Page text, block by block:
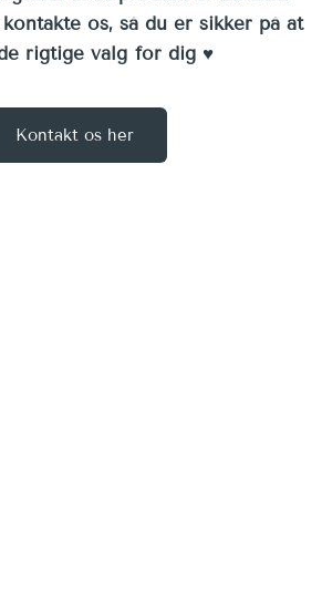
os, så du er sikker på at
rigtige valg for dig ♥︎
Kontakt os her